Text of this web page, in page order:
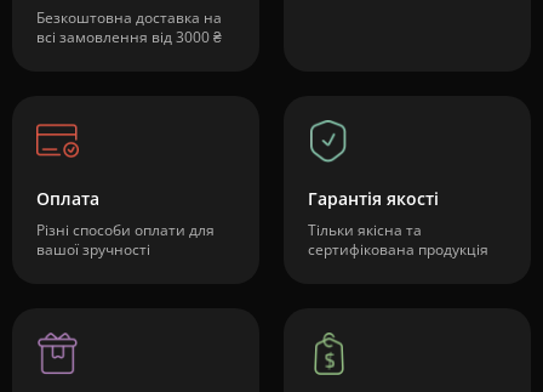
Безкоштовна доставка на
всі замовлення від 3000 ₴
Оплата
Різні способи оплати для
вашої зручності
Гарантія якості
Тільки якісна та
сертифікована продукція